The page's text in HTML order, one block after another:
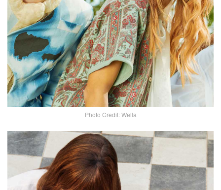
Photo Credit: Wella